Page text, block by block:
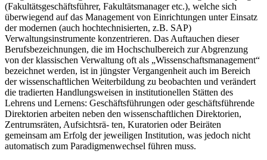
(Fakultätsgeschäftsführer, Fakultätsmanager etc.), welche sich
überwiegend auf das Management von Einrichtungen unter Einsatz
der modernen (auch hochtechnisierten, z.B. SAP)
Verwaltungsinstrumente konzentrieren. Das Auftauchen dieser
Berufsbezeichnungen, die im Hochschulbereich zur Abgrenzung
von der klassischen Verwaltung oft als „Wissenschaftsmanagement“
bezeichnet werden, ist in jüngster Vergangenheit auch im Bereich
der wissenschaftlichen Weiterbildung zu beobachten und verändert
die tradierten Handlungsweisen in institutionellen Stätten des
Lehrens und Lernens: Geschäftsführungen oder geschäftsführende
Direktorien arbeiten neben den wissenschaftlichen Direktorien,
Zentrumsräten, Aufsichtsrä- ten, Kuratorien oder Beiräten
gemeinsam am Erfolg der jeweiligen Institution, was jedoch nicht
automatisch zum Paradigmenwechsel führen muss.